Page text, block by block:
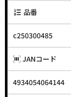
品番
c250300485
JANコード
4934054064144